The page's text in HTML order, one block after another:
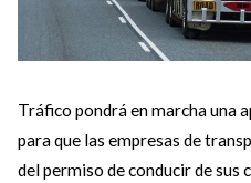
Tráfico pondrá en marcha una
para que las empresas de
del permiso de conducir de sus